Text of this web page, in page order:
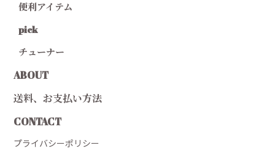
便利アイテム
pick
チューナー
ABOUT
送料、お支払い方法
CONTACT
プライバシーポリシー